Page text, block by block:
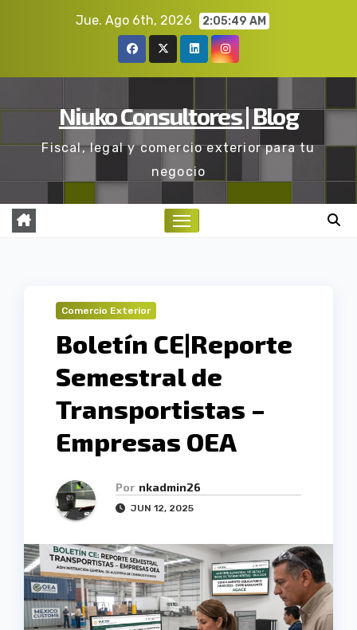
Jue. Ago 6th, 2026 2:05:49 AM
Niuko Consultores | Blog
Fiscal, legal y comercio exterior para tu
negocio
Comercio Exterior
Boletín CE|Reporte
Semestral de
Transportistas –
Empresas OEA
Por nkadmin26
JUN 12, 2025